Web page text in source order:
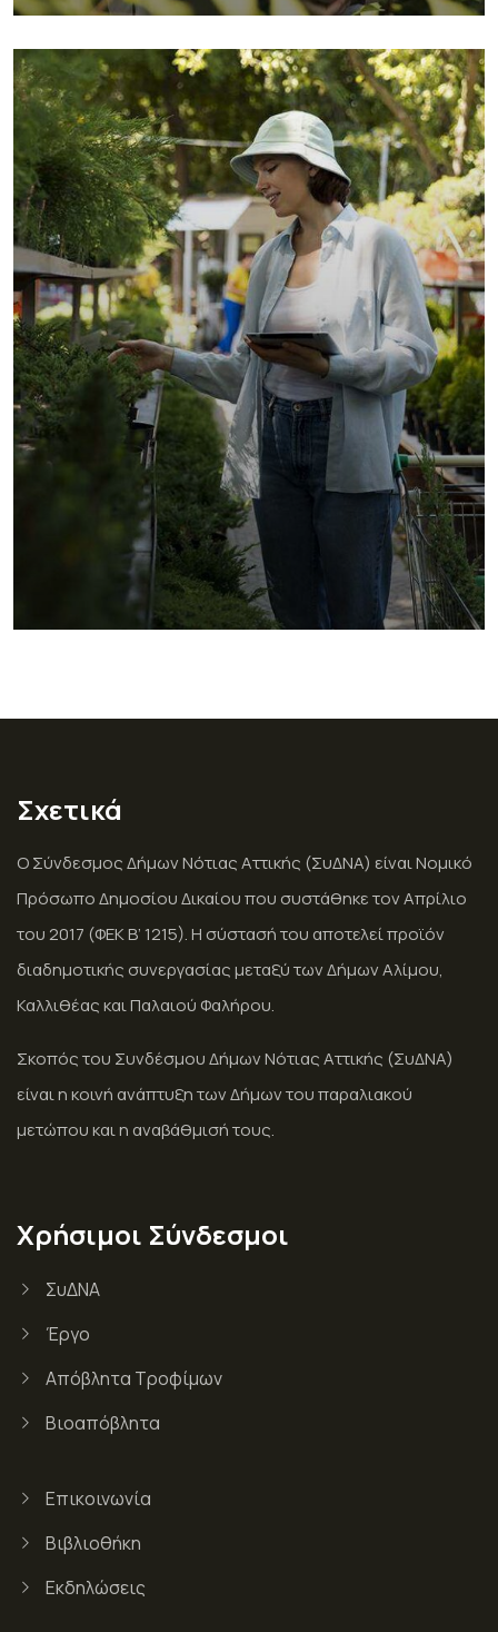
Sea Fish Vegetables
Golder Sunflower
Fruits Vegetables
Σχετικά
Ο Σύνδεσμος Δήμων Νότιας Αττικής (ΣυΔΝΑ) είναι Νομικό
Πρόσωπο Δημοσίου Δικαίου που συστάθηκε τον Απρίλιο
του 2017 (ΦΕΚ Β’ 1215). Η σύστασή του αποτελεί προϊόν
διαδημοτικής συνεργασίας μεταξύ των Δήμων Αλίμου,
Καλλιθέας και Παλαιού Φαλήρου.
Σκοπός του Συνδέσμου Δήμων Νότιας Αττικής (ΣυΔΝΑ)
είναι η κοινή ανάπτυξη των Δήμων του παραλιακού
μετώπου και η αναβάθμισή τους.
Χρήσιμοι Σύνδεσμοι
ΣυΔΝΑ
Έργο
Απόβλητα Τροφίμων
Βιοαπόβλητα
Επικοινωνία
Βιβλιοθήκη
Εκδηλώσεις